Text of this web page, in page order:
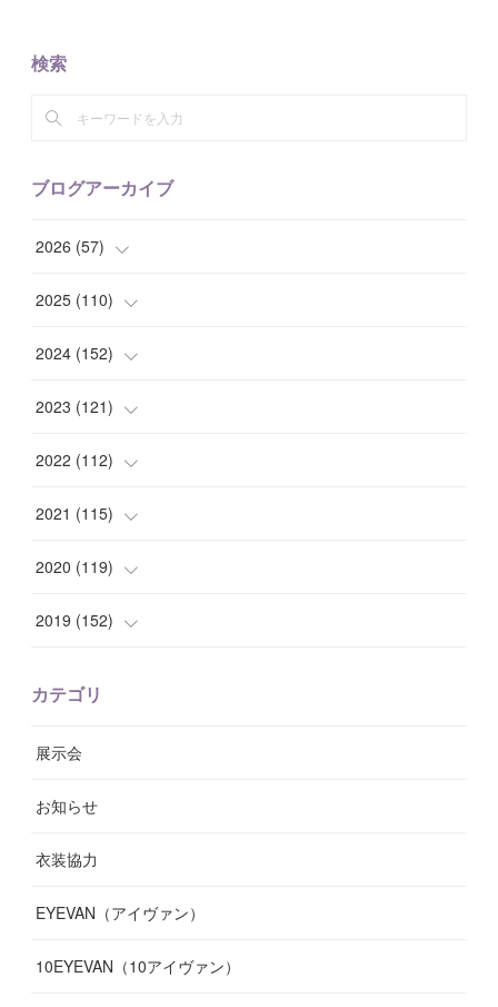
検索
ブログアーカイブ
2026 (57)
( 1)
(10)
(9)
( 7)
( 8 )
2025 (110)
(10)
(7)
( 8)
( 7 )
( 10)
9
(14
(8
(9
2024 (152)
(14)
( 15)
( 11)
( 10)
( 11)
(14
(19
(12)
(10)
2023 (121)
( 12)
( 8)
( 8)
( 6)
(12
(10
(17)
(11)
2022 (112)
( 10)
( 7)
(8)
(9
(7
(7
(10)
2021 (115)
( 14)
(13)
(3
( 7
(13)
(11)
2020 (119)
(7)
(
( 5
(8)
2019 (152)
(10 )
カテゴリ
展示会
お知らせ
衣装協力
EYEVAN（アイヴァン）
10EYEVAN（10アイヴァン）